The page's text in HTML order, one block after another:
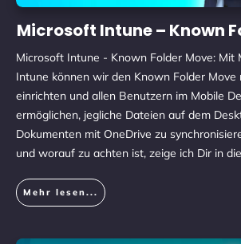
Microsoft Intune – Known
Microsoft Intune - Known Folder Move: Mit
Intune können wir den Known Folder Move
einrichten und allen Benutzern im Mobile
ermöglichen, jegliche Dateien auf dem
Dokumenten mit OneDrive zu
und worauf zu achten ist, zeige ich Dir in
Mehr lesen...